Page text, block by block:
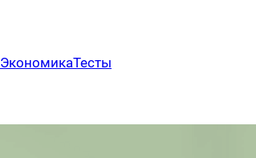
ЭкономикаТесты